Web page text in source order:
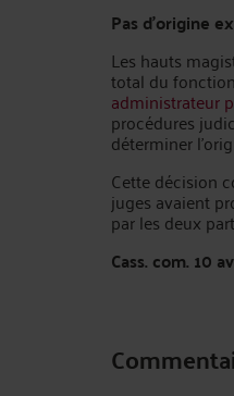
Pas d’origine
Les hauts
total du
administrateur
procédures
déterminer
Cette décision
juges avaient
par les deux
Cass. com. 10